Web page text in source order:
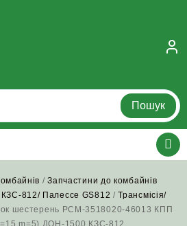
Пошук
/Запчастини до комбайнів
812/ Палессе GS812 /Трансмісія/
шестерень РСМ-3518020-46013 КПП
m=5) ДОН-1500 КЗС-812